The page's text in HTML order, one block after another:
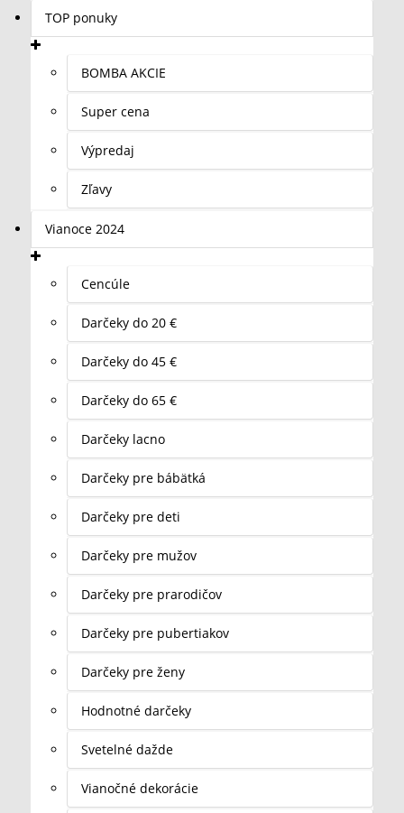
TOP ponuky
BOMBA AKCIE
Super cena
Výpredaj
Zľavy
Vianoce 2024
Cencúle
Darčeky do 20 €
Darčeky do 45 €
Darčeky do 65 €
Darčeky lacno
Darčeky pre bábätká
Darčeky pre deti
Darčeky pre mužov
Darčeky pre prarodičov
Darčeky pre pubertiakov
Darčeky pre ženy
Hodnotné darčeky
Svetelné dažde
Vianočné dekorácie